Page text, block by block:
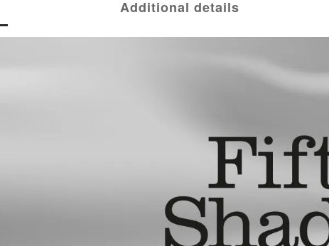
Additional details